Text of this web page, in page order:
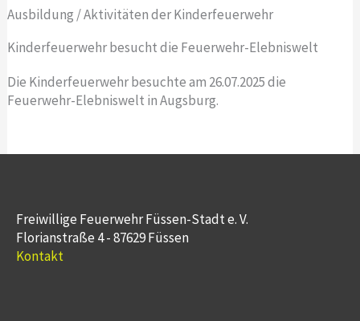
Ausbildung / Aktivitäten der Kinderfeuerwehr
Kinderfeuerwehr besucht die Feuerwehr-Elebniswelt
Die Kinderfeuerwehr besuchte am 26.07.2025 die
Feuerwehr-Elebniswelt in Augsburg.
Freiwillige Feuerwehr Füssen-Stadt e. V.
Florianstraße 4 - 87629 Füssen
Kontakt